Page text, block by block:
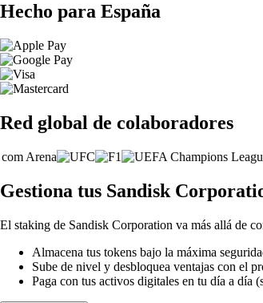
Hecho para España
Red global de colaboradores
Gestiona tus Sandisk
El staking de Sandisk Corporation va más allá de
Almacena tus tokens bajo la máxima
Sube de nivel y desbloquea ventajas con el
Paga con tus activos digitales en tu día a día